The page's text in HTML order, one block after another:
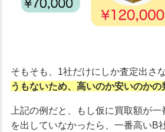
そもそも、1社だけにしか査定出さ
うもないため、高いのか安いのかの
上記の例だと、もし仮に買取額が
を出していなかったら、一番高いB